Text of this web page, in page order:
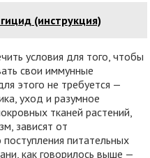
(инструкция)
условия для того, чтобы
свои иммунные
этого не требуется —
уход и разумное
тканей растений,
зависят от
питательных
как говорилось выше —